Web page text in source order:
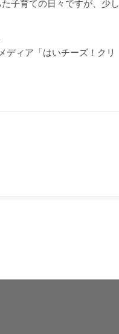
子育ての日々ですが、少し
ディア「はいチーズ！クリ